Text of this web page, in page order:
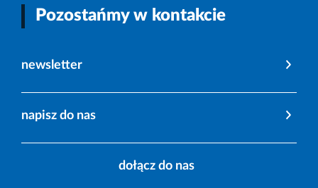
Pozostańmy w kontakcie
newsletter
napisz do nas
dołącz do nas